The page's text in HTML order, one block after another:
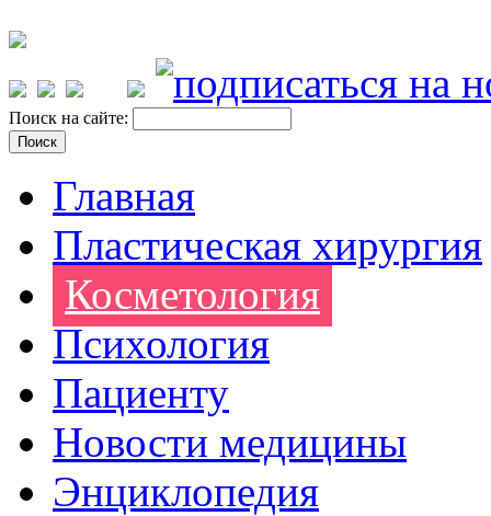
Поиск на сайте:
Главная
Пластическая хирургия
Косметология
Психология
Пациенту
Новости медицины
Энциклопедия